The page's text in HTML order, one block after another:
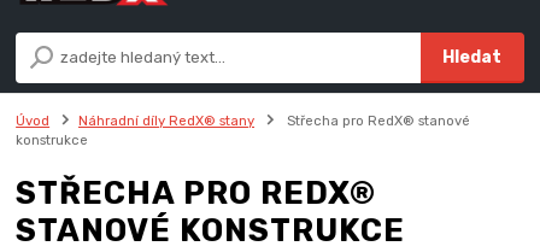
Hledat
Úvod Náhradní díly RedX® stany
Střecha pro RedX® stanové
konstrukce
STŘECHA PRO REDX®
STANOVÉ KONSTRUKCE